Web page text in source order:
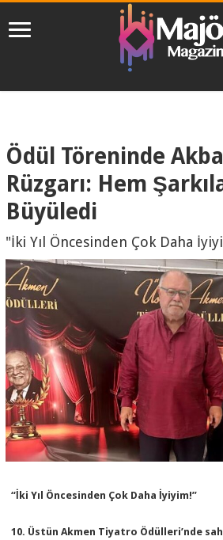
Ödül Töreninde
Rüzgarı: Hem
Büyüledi
"İki Yıl Öncesinden Çok Daha
“İki Yıl Öncesinden Çok Daha İyiyim!”
10. Üstün Akmen Tiyatro Ödülleri’nde